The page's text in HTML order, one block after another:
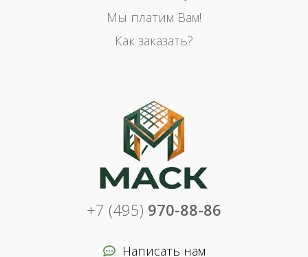
Мы платим Вам!
Как заказать?
+7 (495) 970-88-86
Написать нам